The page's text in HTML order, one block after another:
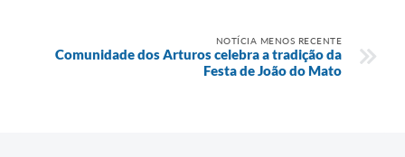
NOTÍCIA MENOS RECENTE
Comunidade dos Arturos celebra a tradição da
Festa de João do Mato